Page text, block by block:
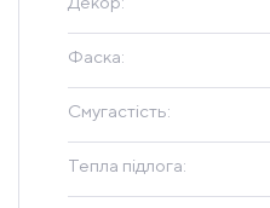
Фаска:
Смугастість:
Тепла підлога: